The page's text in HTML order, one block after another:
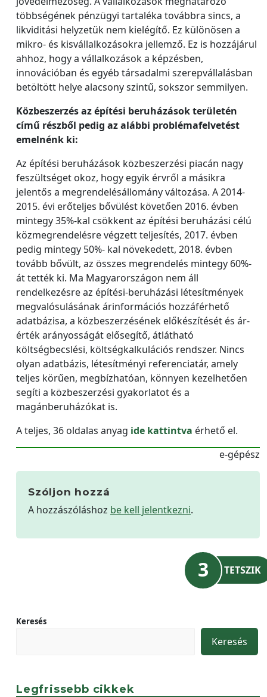
többségének pénzügyi tartaléka továbbra sincs, a
likviditási helyzetük nem kielégítő. Ez különösen a
mikro- és kisvállalkozásokra jellemző. Ez is hozzájárul
ahhoz, hogy a vállalkozások a képzésben,
innovációban és egyéb társadalmi szerepvállalásban
betöltött helye alacsony szintű, sokszor semmilyen.
Közbeszerzés az építési beruházások területén
című részből pedig az alábbi problémafelvetést
emelnénk ki:
Az építési beruházások közbeszerzési piacán nagy
feszültséget okoz, hogy egyik érvről a másikra
jelentős a megrendelésállomány változása. A 2014-
2015. évi erőteljes bővülést követően 2016. évben
mintegy 35%-kal csökkent az építési beruházási célú
közmegrendelésre végzett teljesítés, 2017. évben
pedig mintegy 50%- kal növekedett, 2018. évben
tovább bővült, az összes megrendelés mintegy 60%-
át tették ki. Ma Magyarországon nem áll
rendelkezésre az építési-beruházási létesítmények
megvalósulásának árinformációs hozzáférhető
adatbázisa, a közbeszerzésének előkészítését és ár-
érték arányosságát elősegítő, átlátható
költségbecslési, költségkalkulációs rendszer. Nincs
olyan adatbázis, létesítményi referenciatár, amely
teljes körűen, megbízhatóan, könnyen kezelhetően
segíti a közbeszerzési gyakorlatot és a
magánberuházókat is.
A teljes, 36 oldalas anyag ide kattintva érhető el.
e-gépész
Szóljon hozzá
A hozzászóláshoz be kell jelentkezni.
3 TETSZIK
Keresés
Keresés
Legfrissebb cikkek